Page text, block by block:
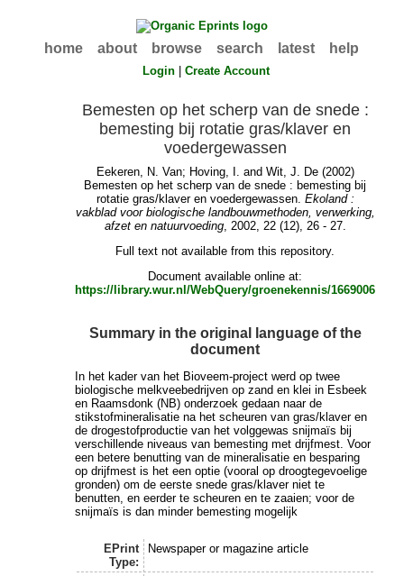
home about browse search latest help
Login |Create Account
Bemesten op het scherp van de snede :
bemesting bij rotatie gras/klaver en
voedergewassen
Eekeren, N. Van; Hoving, I. and Wit, J. De(2002)
Bemesten op het scherp van de snede : bemesting bij
rotatie gras/klaver en voedergewassen. Ekoland :
vakblad voor biologische landbouwmethoden, verwerking,
afzet en natuurvoeding, 2002, 22 (12), 26 - 27.
Full text not available from this repository.
Document available online at:
https://library.wur.nl/WebQuery/groenekennis/1669006
Summary in the original language of the
document
In het kader van het Bioveem-project werd op twee
biologische melkveebedrijven op zand en klei in Esbeek
en Raamsdonk (NB) onderzoek gedaan naar de
stikstofmineralisatie na het scheuren van gras/klaver en
de drogestofproductie van het volggewas snijmaïs bij
verschillende niveaus van bemesting met drijfmest. Voor
een betere benutting van de mineralisatie en besparing
op drijfmest is het een optie (vooral op droogtegevoelige
gronden) om de eerste snede gras/klaver niet te
benutten, en eerder te scheuren en te zaaien; voor de
snijmaïs is dan minder bemesting mogelijk
EPrint
Type:
Newspaper or magazine article